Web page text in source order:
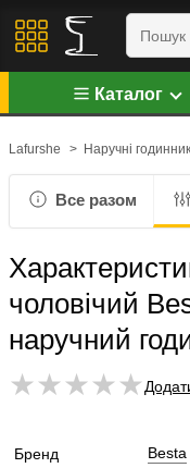
Каталог
Lafurshe > Наручні
Все разом
чоловічий
наручний
Бренд Besta